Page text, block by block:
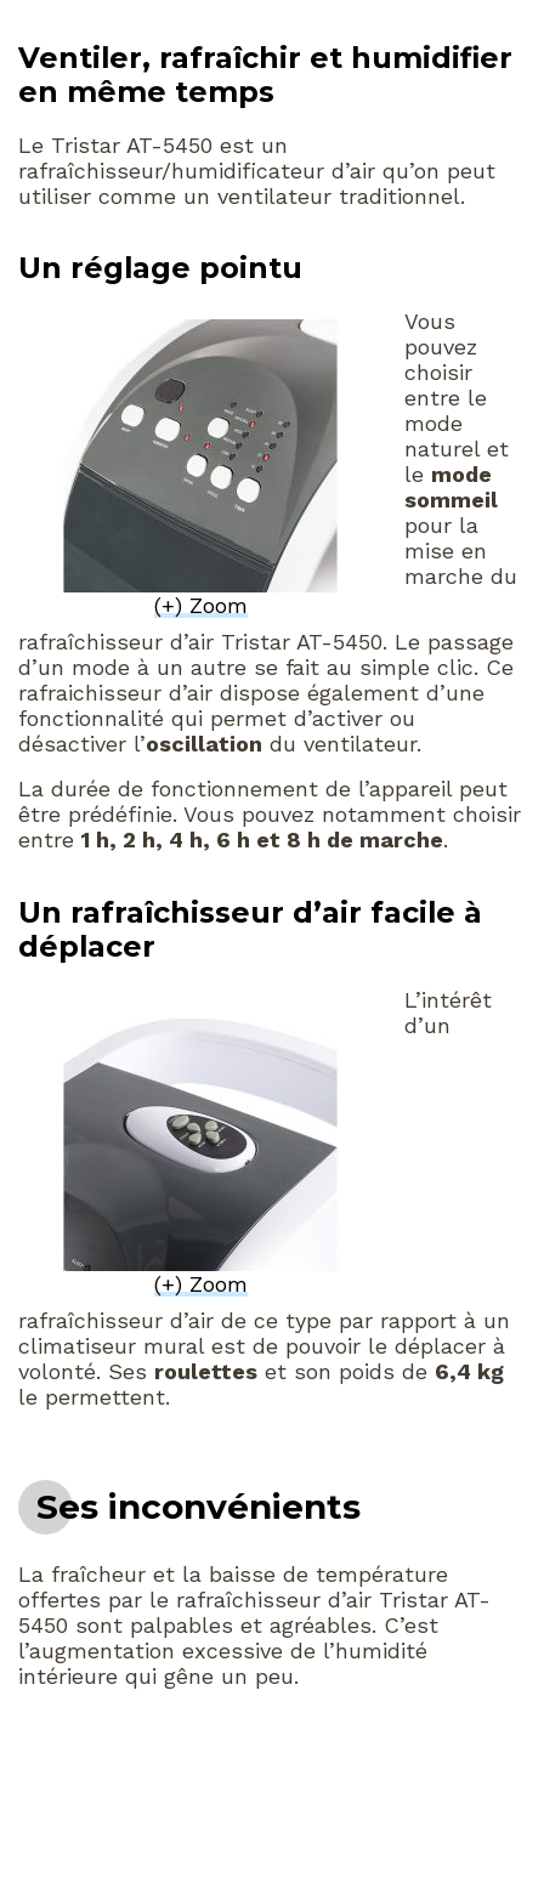
Ventiler, rafraîchir et humidifier
en même temps
Le Tristar AT-5450 est un
rafraîchisseur/humidificateur d’air qu’on peut
utiliser comme un ventilateur traditionnel.
Un réglage pointu
(+) Zoom
Vous
pouvez
choisir
entre le
mode
naturel et
le mode
sommeil
pour la
mise en
marche du
rafraîchisseur d’air Tristar AT-5450. Le passage
d’un mode à un autre se fait au simple clic. Ce
rafraichisseur d’air dispose également d’une
fonctionnalité qui permet d’activer ou
désactiver l’oscillation du ventilateur.
La durée de fonctionnement de l’appareil peut
être prédéfinie. Vous pouvez notamment choisir
entre 1 h, 2 h, 4 h, 6 h et 8 h de marche.
Un rafraîchisseur d’air facile à
déplacer
(+) Zoom
L’intérêt
d’un
rafraîchisseur d’air de ce type par rapport à un
climatiseur mural est de pouvoir le déplacer à
volonté. Ses roulettes et son poids de 6,4 kg
le permettent.
Ses inconvénients
La fraîcheur et la baisse de température
offertes par le rafraîchisseur d’air Tristar AT-
5450 sont palpables et agréables. C’est
l’augmentation excessive de l’humidité
intérieure qui gêne un peu.